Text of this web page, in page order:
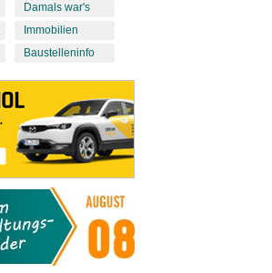
Damals war's
Immobilien
Baustelleninfo